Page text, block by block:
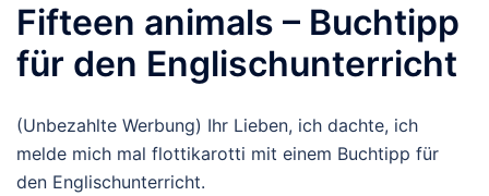
Fifteen animals – Buchtipp
für den Englischunterricht
(Unbezahlte Werbung) Ihr Lieben, ich dachte, ich
melde mich mal flottikarotti mit einem Buchtipp für
den Englischunterricht.